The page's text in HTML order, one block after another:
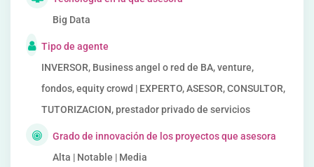
Big Data
Tipo de agente
INVERSOR, Business angel o red de BA, venture,
fondos, equity crowd | EXPERTO, ASESOR, CONSULTOR,
TUTORIZACION, prestador privado de servicios
Grado de innovación de los proyectos que asesora
Alta | Notable | Media